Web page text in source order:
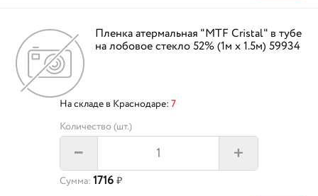
Пленка атермальная "MTF Cristal" в тубе
на лобовое стекло 52% (1м х 1.5м) 59934
На складе в Краснодаре: 7
Количество (шт.)
– +
Сумма: 1716 ₽